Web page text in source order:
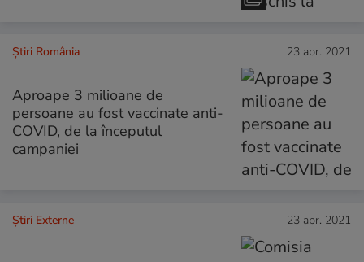
Știri România 23 apr. 2021
Aproape 3 milioane de
persoane au fost vaccinate anti-
COVID, de la începutul
campaniei
Știri Externe 23 apr. 2021